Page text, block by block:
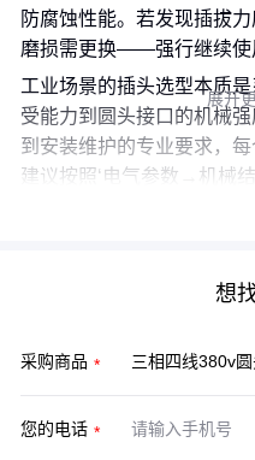
防腐蚀性能。若发现插拔
磨损需更换——强行继续使
工业场景的插头选型本质
受能力到圆头接口的机械
到安装维护的专业要求，
建议按照‘电气参数→机械
展开
想
采购商品
您的电话